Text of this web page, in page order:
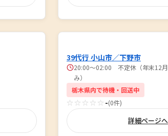
39代行 小山市／下野市
20:00～02:00 不定休（年末12
み）
栃木県内で待機・回送中
☆☆☆☆☆ -(0件)
詳細ページへ